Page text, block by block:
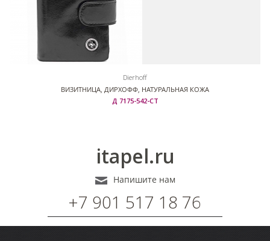
Dierhoff
ВИЗИТНИЦА, ДИРХОФФ, НАТУРАЛЬНАЯ КОЖА
Д 7175-542-СТ
itapel.ru
Напишите нам
+7 901 517 18 76